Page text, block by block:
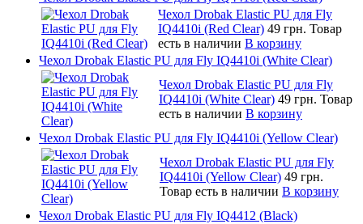
Чехол Drobak Elastic PU для Fly
IQ4410i (Red Clear) 49 грн. Товар
есть в наличии В корзину
Чехол Drobak Elastic PU для Fly IQ4410i (White Clear)
Чехол Drobak Elastic PU для Fly
IQ4410i (White Clear) 49 грн. Товар
есть в наличии В корзину
Чехол Drobak Elastic PU для Fly IQ4410i (Yellow Clear)
Чехол Drobak Elastic PU для Fly
IQ4410i (Yellow Clear) 49 грн.
Товар есть в наличии В корзину
Чехол Drobak Elastic PU для Fly IQ4412 (Black)